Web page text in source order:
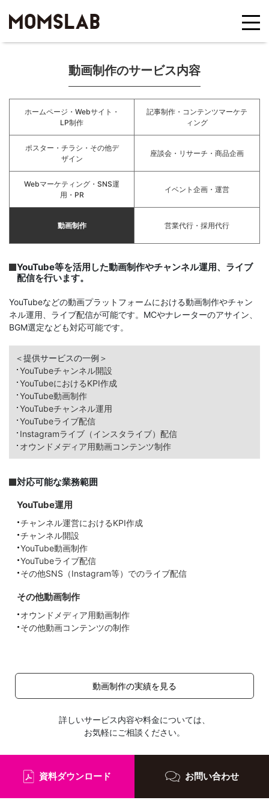
動画制作のサービス内容
ホームページ・Webサイト・
LP制作
記事制作・コンテンツマーケテ
ィング
ポスター・チラシ・その他デ
ザイン
座談会・リサーチ・商品企画
Webマーケティング・SNS運
用・PR
イベント企画・運営
動画制作 営業代行・採用代行
YouTube等を活用した動画制作やチャンネル運用、ライブ
配信を行います。
YouTubeなどの動画プラットフォームにおける動画制作やチャン
ネル運用、ライブ配信が可能です。MCやナレーターのアサイン、
BGM選定なども対応可能です。
＜提供サービスの一例＞
YouTubeチャンネル開設
YouTubeにおけるKPI作成
YouTube動画制作
YouTubeチャンネル運用
YouTubeライブ配信
Instagramライブ（インスタライブ）配信
オウンドメディア用動画コンテンツ制作
対応可能な業務範囲
YouTube運用
チャンネル運営におけるKPI作成
チャンネル開設
YouTube動画制作
YouTubeライブ配信
その他SNS（Instagram等）でのライブ配信
その他動画制作
オウンドメディア用動画制作
その他動画コンテンツの制作
動画制作の実績を見る
詳しいサービス内容や料金については、
お気軽にご相談ください。
資料ダウンロード お問い合わせ